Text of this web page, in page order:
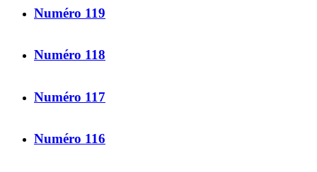
Numéro 119
Numéro 118
Numéro 117
Numéro 116